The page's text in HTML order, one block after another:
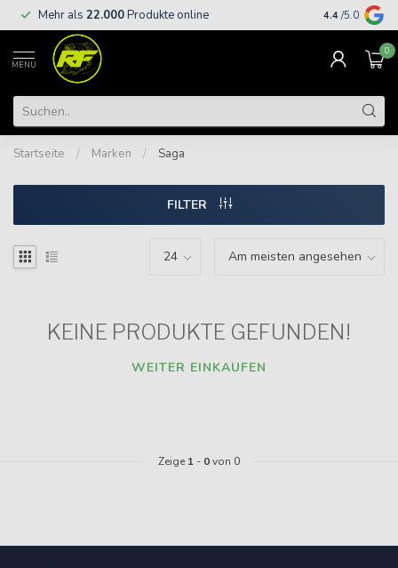
Mehr als 22.000Produkte online Kostenloser
€
4.4 /5.0
MENU
0
Startseite / Marken / Saga
FILTER
KEINE PRODUKTE GEFUNDEN!
WEITER EINKAUFEN
Zeige 1 - 0von 0